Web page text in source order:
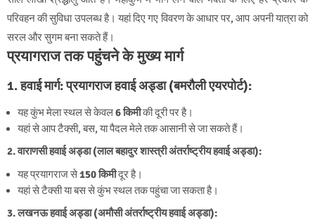
परिवहन की सुविधा उपलब्ध है। यहां दिए गए विवरण के आधार पर, आप अपनी यात्रा को
सरल और सुगम बना सकते हैं।
प्रयागराज तक पहुंचने के मुख्य मार्ग
1. हवाई मार्ग:प्रयागराज हवाई अड्डा (बमरौली एयरपोर्ट):
यह कुंभ मेला स्थल से केवल6 किमीकी दूरी पर है।
यहां से आप टैक्सी, बस, या पैदल मेले तक आसानी से जा सकते हैं।
2. वाराणसी हवाई अड्डा (लाल बहादुर शास्त्री अंतर्राष्ट्रीय हवाई अड्डा):
यह प्रयागराज से150 किमीदूर है।
यहां से टैक्सी या बस से कुंभ स्थल तक पहुंचा जा सकता है।
3. लखनऊ हवाई अड्डा (अमौसी अंतर्राष्ट्रीय हवाई अड्डा):